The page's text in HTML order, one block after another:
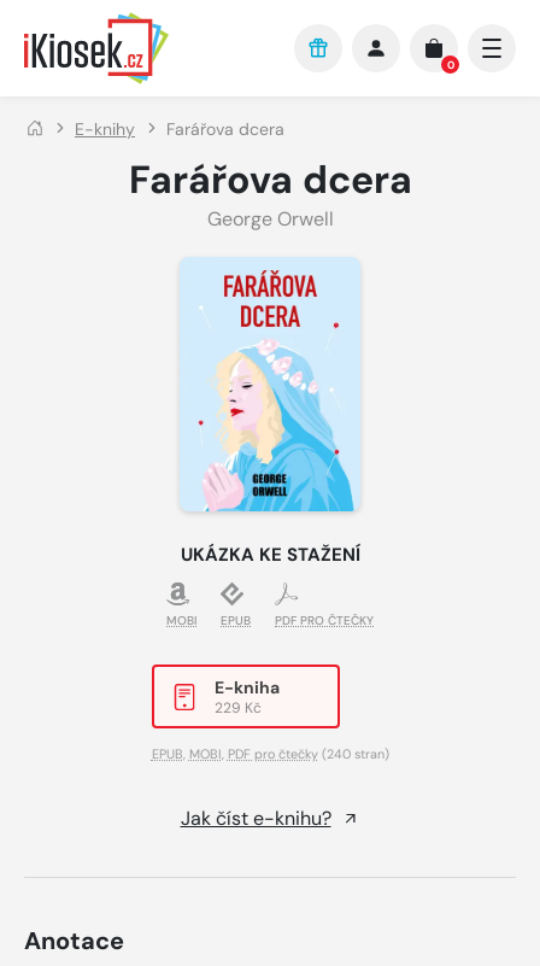
Přejít na hlavní obsah
0
E-knihy Farářova dcera
Farářova dcera
George Orwell
UKÁZKA KE STAŽENÍ
MOBI EPUB PDF PRO ČTEČKY
E-kniha
229 Kč
EPUB, MOBI, PDF pro čtečky(240 stran)
Jak číst e-knihu?
Anotace